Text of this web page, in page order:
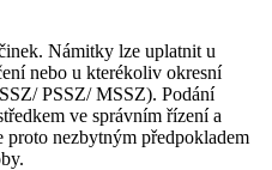
Námitky lze uplatnit u
nebo u kterékoliv okresní
PSSZ/ MSSZ). Podání
ve správním řízení a
nezbytným předpokladem